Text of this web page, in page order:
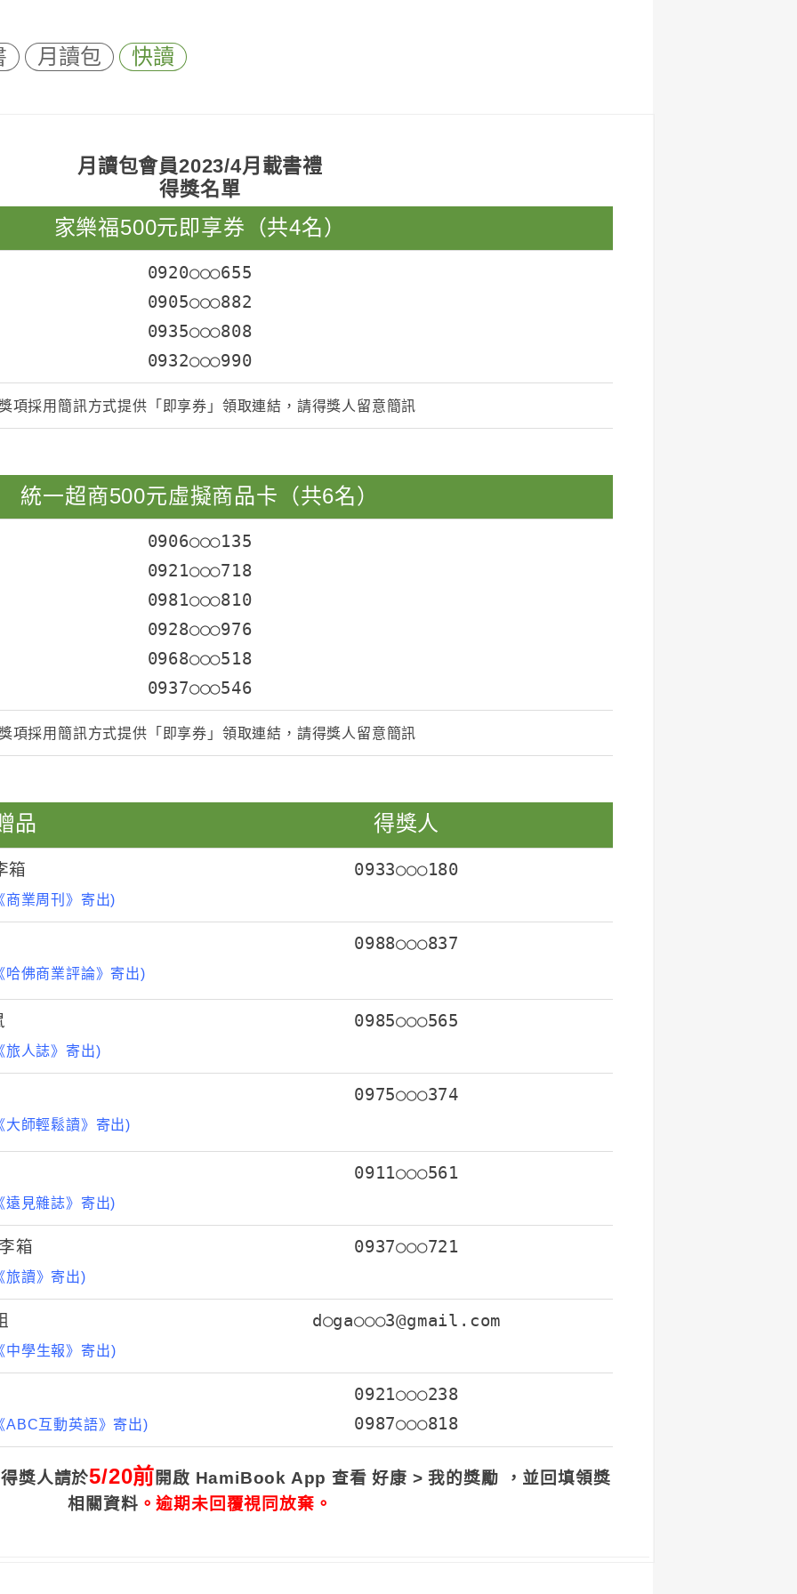
月讀包 快讀
月讀包會員2023/4月載書禮
得獎名單
家樂福500元即享券（共4名）
0920○○○655
0905○○○882
0935○○○808
0932○○○990
項採用簡訊方式提供「即享券」領取連結，請得獎人留意簡訊
統一超商500元虛擬商品卡（共6名）
0906○○○135
0921○○○718
0981○○○810
0928○○○976
0968○○○518
0937○○○546
項採用簡訊方式提供「即享券」領取連結，請得獎人留意簡訊
品 得獎人
箱
商業周刊》寄出)
0933○○○180
佛商業評論》寄出)
0988○○○837
旅人誌》寄出)
0985○○○565
師輕鬆讀》寄出)
0975○○○374
遠見雜誌》寄出)
0911○○○561
箱
旅讀》 寄出)
0937○○○721
中學生報》 寄出)
d○ga○○○3@gmail.com
ABC互動英語》 寄出)
0921○○○238
0987○○○818
獎人請於5/20前開啟 HamiBook App 查看 好康 > 我的獎勵
，並回填領獎
相關資料 。逾期未回覆視同放棄。